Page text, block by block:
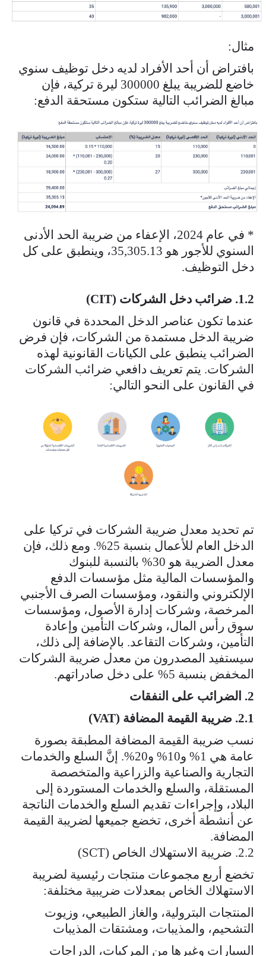
مثال:
​بافتراض أن أحد الأفراد لديه دخل توظيف سنوي
خاضع للضريبة يبلغ 300000 ليرة تركية، فإن
مبالغ الضرائب التالية ستكون مستحقة الدفع:
ekran_resmi_2024-11-25_21.50.28.png
* في عام 2024، الإعفاء من ضريبة الحد الأدنى
السنوي للأجور هو 35,305.13، وينطبق على كل
دخل التوظيف.​
1.2. ضرائب دخل الشركات (CIT)
عندما تكون عناصر الدخل المحددة في قانون
ضريبة الدخل مستمدة من الشركات، فإن فرض
الضرائب ينطبق على الكيانات القانونية لهذه
الشركات. يتم تعريف دافعي ضرائب الشركات
في القانون على النحو التالي:
تم تحديد معدل ضريبة الشركات في تركيا على
الدخل العام للأعمال بنسبة 25%. ومع ذلك، فإن
معدل الضريبة هو 30% بالنسبة للبنوك
والمؤسسات المالية مثل مؤسسات الدفع
الإلكتروني والنقود، ومؤسسات الصرف الأجنبي
المرخصة، وشركات إدارة الأصول، ومؤسسات
سوق رأس المال، وشركات التأمين وإعادة
التأمين، وشركات التقاعد. بالإضافة إلى ذلك،
سيستفيد المصدرون من معدل ضريبة الشركات
المخفض بنسبة 5% على دخل صادراتهم.
2. الضرائب على النفقات
2.1. ضريبة القيمة المضافة (VAT)
نسب ضريبة القيمة المضافة المطبقة بصورة
عامة هي 1% و10% و20%. إنَّ السلع والخدمات
التجارية والصناعية والزراعية والمتخصصة
المستقلة، والسلع والخدمات المستوردة إلى
البلاد، وإجراءات تقديم السلع والخدمات الناتجة
عن أنشطة أخرى، تخضع جميعها لضريبة القيمة
المضافة.​​
2.2. ضريبة الاستهلاك الخاص (SCT)
تخضع أربع مجموعات منتجات رئيسية لضريبة
الاستهلاك الخاص بمعدلات ضريبية مختلفة:
المنتجات البترولية، والغاز الطبيعي، وزيوت
التشحيم، والمذيبات، ومشتقات المذيبات
السيارات وغيرها من المركبات، الدراجات